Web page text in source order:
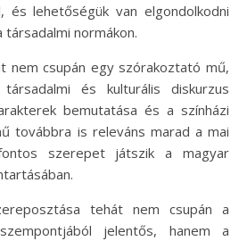
és lehetőségük van elgondolkodni
normákon.
nem csupán egy szórakoztató mű,
és kulturális diskurzus
bemutatása és a színházi
továbbra is releváns marad a mai
szerepet játszik a magyar
tehát nem csupán a
jelentős, hanem a